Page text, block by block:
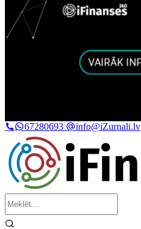
67280693 info@iZurnali.lv